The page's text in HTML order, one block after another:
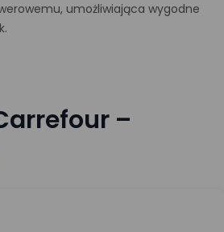
umożliwiająca wygodne
–